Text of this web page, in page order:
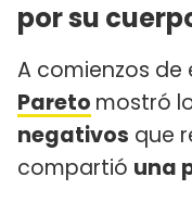
por su
A comienzos de
Pareto mostró
negativos que
compartió una